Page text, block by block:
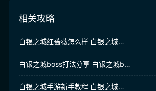
相关攻略
白银之城红蔷薇怎么样 白银之城红蔷薇角色强度
白银之城boss打法分享 白银之城boss怎么打
白银之城手游新手教程 白银之城手游新手怎么玩